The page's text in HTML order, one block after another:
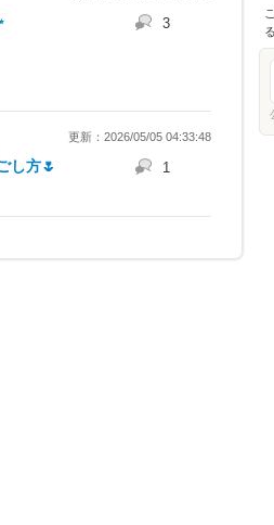
3
更新：2026/05/05 04:33:48
し方🌷 1